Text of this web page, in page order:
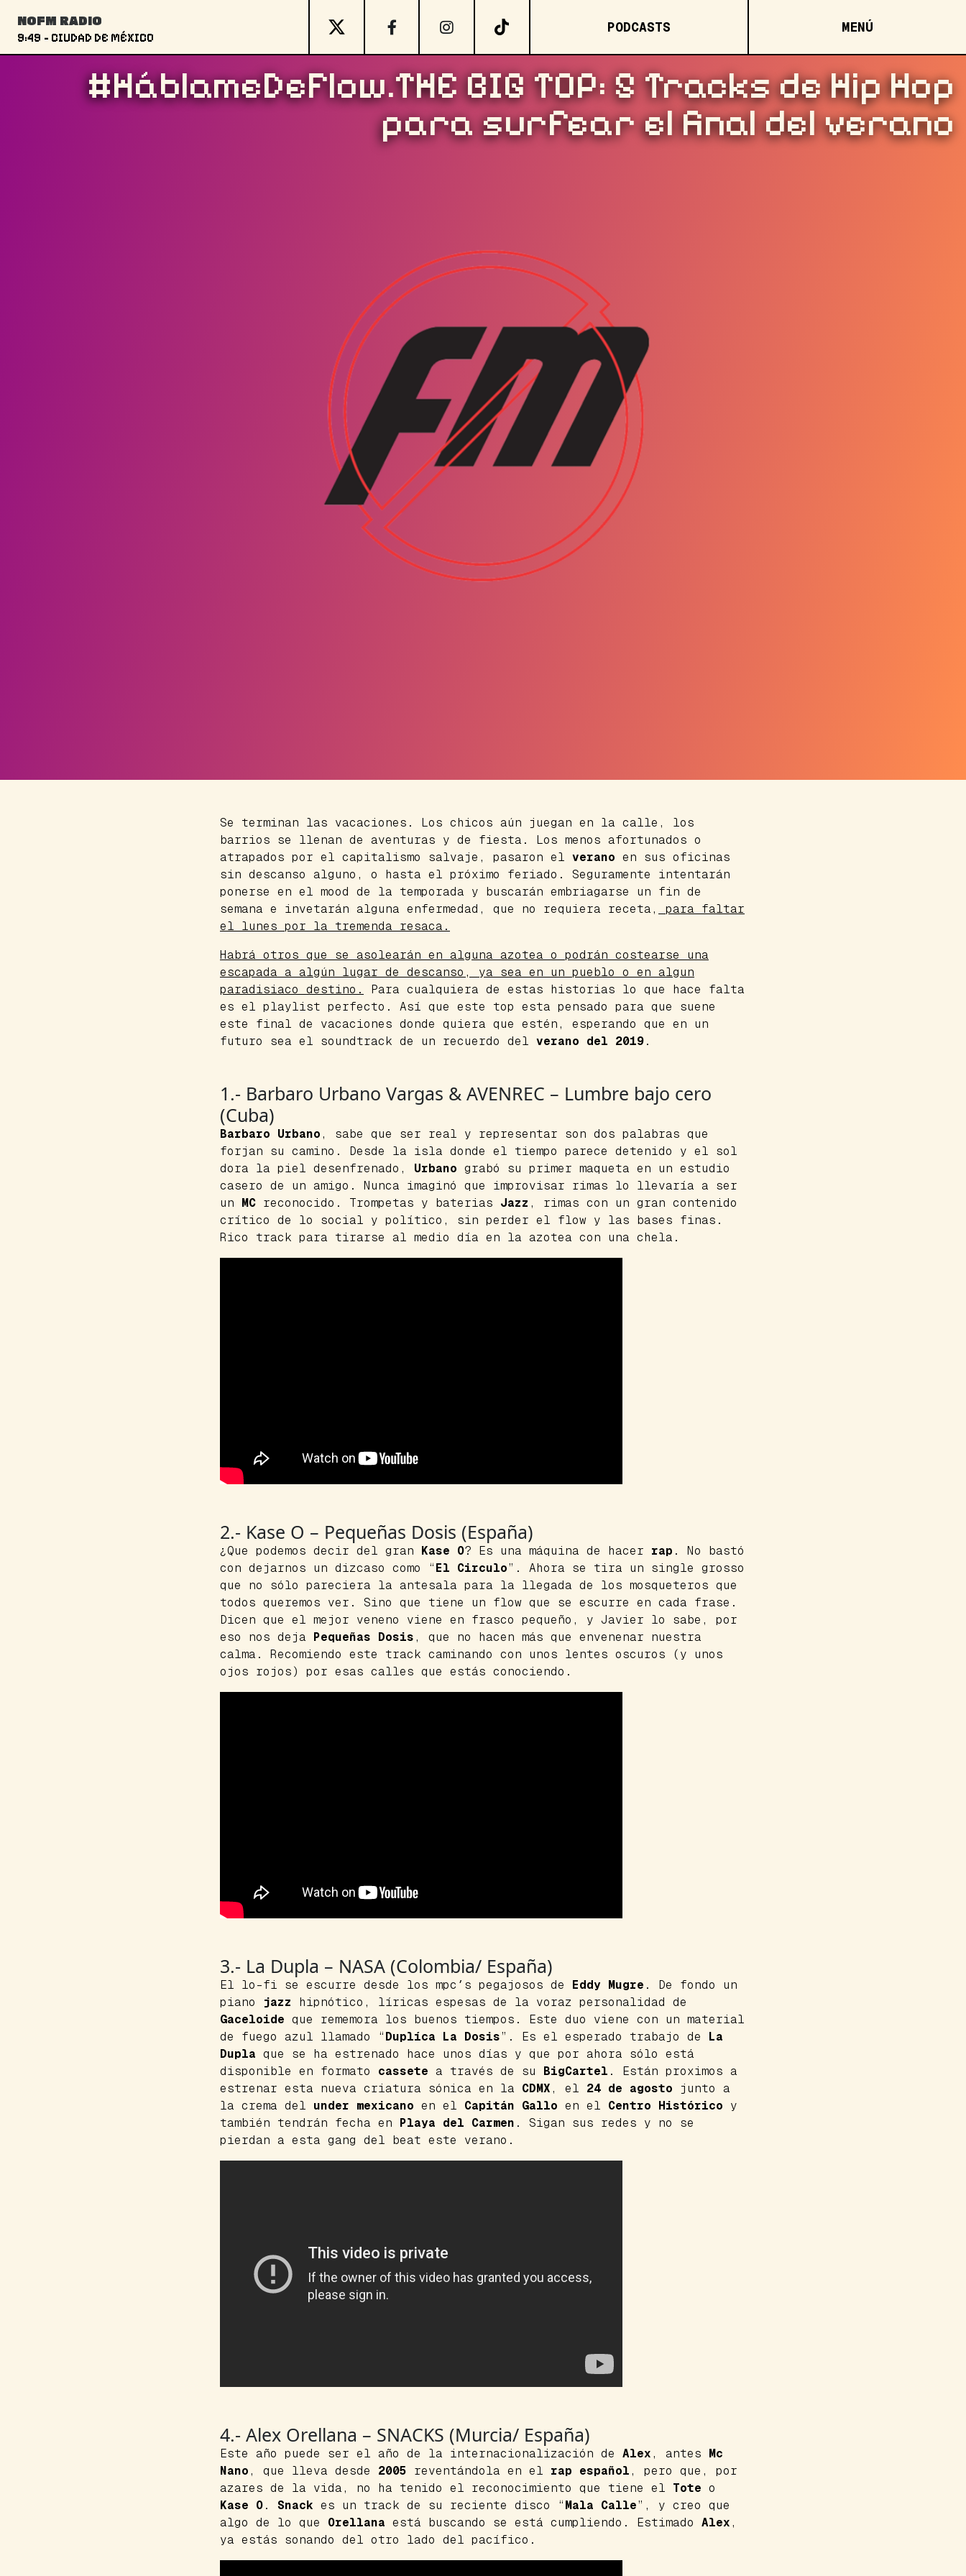
Main Navigation
NOFM RADIO
9:49 - CIUDAD DE MÉXICO
PODCASTS MENÚ
#HáblameDeFlow.THE BIG TOP: 5 Tracks de Hip Hop
para surfear el final del verano
Se terminan las vacaciones. Los chicos aún juegan en la calle, los
barrios se llenan de aventuras y de fiesta. Los menos afortunados o
atrapados por el capitalismo salvaje, pasaron el verano en sus oficinas
sin descanso alguno, o hasta el próximo feriado. Seguramente intentarán
ponerse en el mood de la temporada y buscarán embriagarse un fin de
semana e invetarán alguna enfermedad, que no requiera receta,
para faltar
el lunes por la tremenda resaca.
Habrá otros que se asolearán en alguna azotea o podrán costearse una
escapada a algún lugar de descanso, ya sea en un pueblo o en algun
paradisiaco destino.
Para cualquiera de estas historias lo que hace falta
es el playlist perfecto. Así que este top esta pensado para que suene
este final de vacaciones donde quiera que estén, esperando que en un
futuro sea el soundtrack de un recuerdo del verano del 2019.
1.- Barbaro Urbano Vargas & AVENREC – Lumbre bajo cero
(Cuba)
Barbaro Urbano, sabe que ser real y representar son dos palabras que
forjan su camino. Desde la isla donde el tiempo parece detenido y el sol
dora la piel desenfrenado, Urbano grabó su primer maqueta en un estudio
casero de un amigo. Nunca imaginó que improvisar rimas lo llevaría a ser
un MC reconocido. Trompetas y baterias Jazz , rimas con un gran contenido
crítico de lo social y político, sin perder el flow y las bases finas.
Rico track para tirarse al medio día en la azotea con una chela.
2.- Kase O – Pequeñas Dosis (España)
¿Que podemos decir del gran Kase O? Es una máquina de hacer rap . No bastó
con dejarnos un dizcaso como “El Circulo”. Ahora se tira un single grosso
que no sólo pareciera la antesala para la llegada de los mosqueteros que
todos queremos ver. Sino que tiene un flow que se escurre en cada frase.
Dicen que el mejor veneno viene en frasco pequeño, y Javier lo sabe, por
eso nos deja Pequeñas Dosis, que no hacen más que envenenar nuestra
calma. Recomiendo este track caminando con unos lentes oscuros (y unos
ojos rojos) por esas calles que estás conociendo.
3.- La Dupla – NASA (Colombia/ España)
El lo-fi se escurre desde los mpc´s pegajosos de Eddy Mugre . De fondo un
piano jazz hipnótico, líricas espesas de la voraz personalidad de
Gaceloide que rememora los buenos tiempos. Este duo viene con un material
de fuego azul llamado “Duplíca La Dosis”. Es el esperado trabajo de La
Dupla que se ha estrenado hace unos días y que por ahora sólo está
disponible en formato cassete a través de su BigCartel . Están proximos a
estrenar esta nueva criatura sónica en la CDMX, el 24 de agosto junto a
la crema del under mexicano en el Capitán Gallo en el Centro Histórico y
también tendrán fecha en Playa del Carmen . Sigan sus redes y no se
pierdan a esta gang del beat este verano.
4.- Alex Orellana – SNACKS (Murcia/ España)
Este año puede ser el año de la internacionalización de Alex, antes Mc
Nano, que lleva desde 2005 reventándola en el rap español, pero que, por
azares de la vida, no ha tenido el reconocimiento que tiene el Tote o
Kase O. Snack es un track de su reciente disco “Mala Calle”, y creo que
algo de lo que Orellana está buscando se está cumpliendo. Estimado Alex,
ya estás sonando del otro lado del pacífico.